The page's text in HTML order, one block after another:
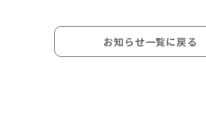
お知らせ一覧に戻る